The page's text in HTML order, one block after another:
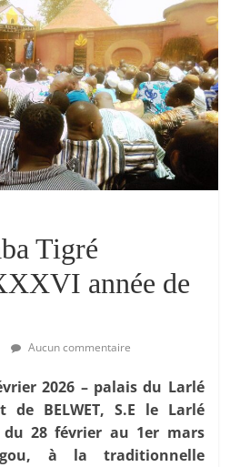
Tigré
année de
Aucun commentaire
2026 – palais du Larlé
de BELWET, S.E le Larlé
28 février au 1er mars
à la traditionnelle